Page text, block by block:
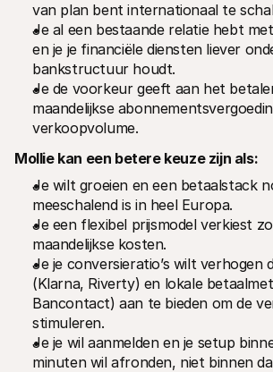
van plan bent internationaal te
Je al een bestaande relatie hebt
en je je financiële diensten liever
bankstructuur houdt.
Je de voorkeur geeft aan het
maandelijkse
verkoopvolume.
Mollie kan een betere keuze zijn als:
Je wilt groeien en een betaalstack
meeschalend is in heel Europa.
Je een flexibel prijsmodel verkiest
maandelijkse kosten.
Je je conversieratio’s wilt verhogen
(Klarna, Riverty) en lokale
Bancontact) aan te bieden om de
stimuleren.
Je je wil aanmelden en je setup
minuten wil afronden, niet binnen